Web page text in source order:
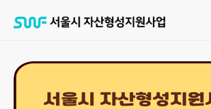
서
울
형서울시 자산형성지원사업 인스타그램 공식 계정 오픈 팔로우 하러가기 →